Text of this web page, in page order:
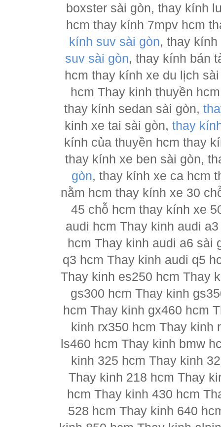
boxster sài gòn, thay kính
hcm thay kính 7mpv hcm
kính suv sài gòn, thay
suv sài gòn, thay kính bán
hcm thay kính xe du lịch
hcm Thay kinh thuyền
thay kính sedan sài gòn,
kinh xe tai sài gòn, thay
kính của thuyền hcm thay
thay kính xe ben sài gòn,
gòn, thay kính xe ca hcm
nằm hcm thay kính xe 30
45 chỗ hcm thay kính xe
audi hcm Thay kinh audi
hcm Thay kinh audi a6 sài
q3 hcm Thay kinh audi q5
Thay kinh es250 hcm Thay
gs300 hcm Thay kinh
hcm Thay kinh gx460 hcm
kinh rx350 hcm Thay kinh
ls460 hcm Thay kinh bmw
kinh 325 hcm Thay kinh
Thay kinh 218 hcm Thay
hcm Thay kinh 430 hcm
528 hcm Thay kinh 640